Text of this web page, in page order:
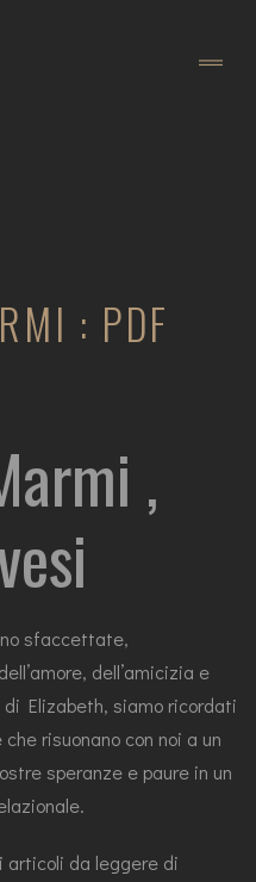
: PDF
,
sfaccettate,
dell’amicizia e
Elizabeth, siamo ricordati
risuonano con noi a un
speranze e paure in un
articoli da leggere di